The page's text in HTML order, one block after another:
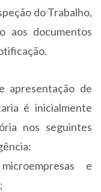
do Trabalho,
aos documentos
apresentação de
é inicialmente
nos seguintes
e